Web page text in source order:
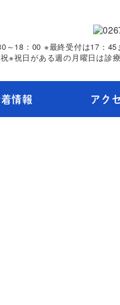
～18：00 ※最終受付は17：45
※祝日がある週の月曜日は診療
情報 アク